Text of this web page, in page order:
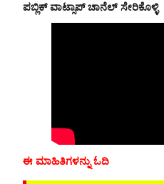
ಪಬ್ಲಿಕ್ ವಾಟ್ಸಾಪ್ ಚಾನೆಲ್ ಸೇರಿಕೊಳ್ಳಿ
ಈ ಮಾಹಿತಿಗಳನ್ನು ಓದಿ